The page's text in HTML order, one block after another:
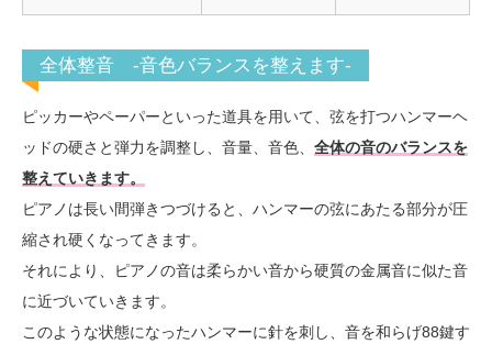
全体整音 -音色バランスを整えます-
ピッカーやペーパーといった道具を用いて、弦を打つハンマーヘ
ッドの硬さと弾力を調整し、音量、音色、 全体の音のバランスを
整えていきます。
ピアノは長い間弾きつづけると、ハンマーの弦にあたる部分が圧
縮され硬くなってきます。
それにより、ピアノの音は柔らかい音から硬質の金属音に似た音
に近づいていきます。
このような状態になったハンマーに針を刺し、音を和らげ88鍵す